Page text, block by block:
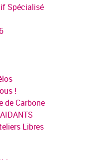
Spécialisé
!
de Carbone
Libres